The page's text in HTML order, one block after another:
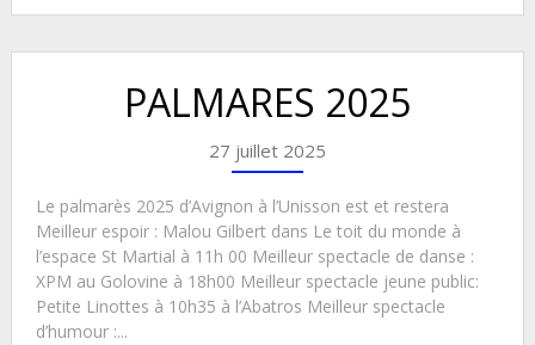
PALMARES 2025
27 juillet 2025
Le palmarès 2025 d’Avignon à l’Unisson est et restera
Meilleur espoir : Malou Gilbert dans Le toit du monde à
l’espace St Martial à 11h 00 Meilleur spectacle de danse :
XPM au Golovine à 18h00 Meilleur spectacle jeune public:
Petite Linottes à 10h35 à l’Abatros Meilleur spectacle
d’humour :...